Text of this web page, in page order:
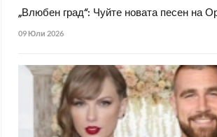
„Влюбен град“: Чуйте новата песен на
09 Юли 2026